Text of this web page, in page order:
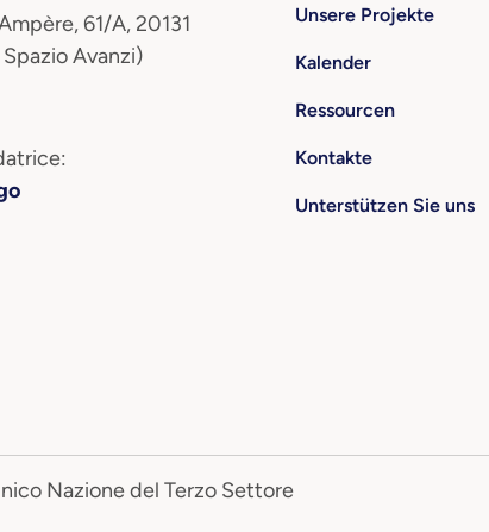
61/A, 20131
Avanzi)
Unsere Projekte
Kalender
Ressourcen
Kontakte
Unterstützen Sie uns
Nazione del Terzo Settore